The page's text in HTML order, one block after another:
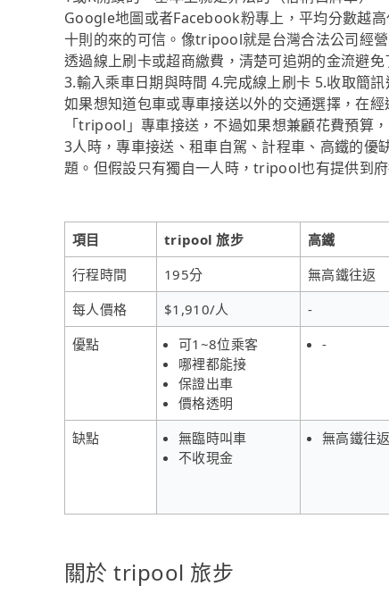
Google地圖或者Facebook粉專上，平均分數越
十則的來的可信。像tripool就是台灣合法公司經
透過線上刷卡或超商繳費，清楚可追朔的金流避
3.輸入乘車日期與時間 4.完成線上刷卡 5.收取簡
如果想知道包車或專車接送以外的交通選擇，在
「tripool」專車接送，不過如果想兼顧花費預算
3人時，專車接送、租車自駕、計程車、高鐵的優
題。但假設只有獨自一人時，tripool也有提供到府
項目 tripool 旅步 高鐵
行程時間
195分 無高鐵往返
每人價格
$1,910/人 -
優點
可1~8位乘客
哪裡都能接
保證出車
價格透明
-
缺點
無臨時叫車
不收現金
無高鐵往返
關於 tripool 旅步